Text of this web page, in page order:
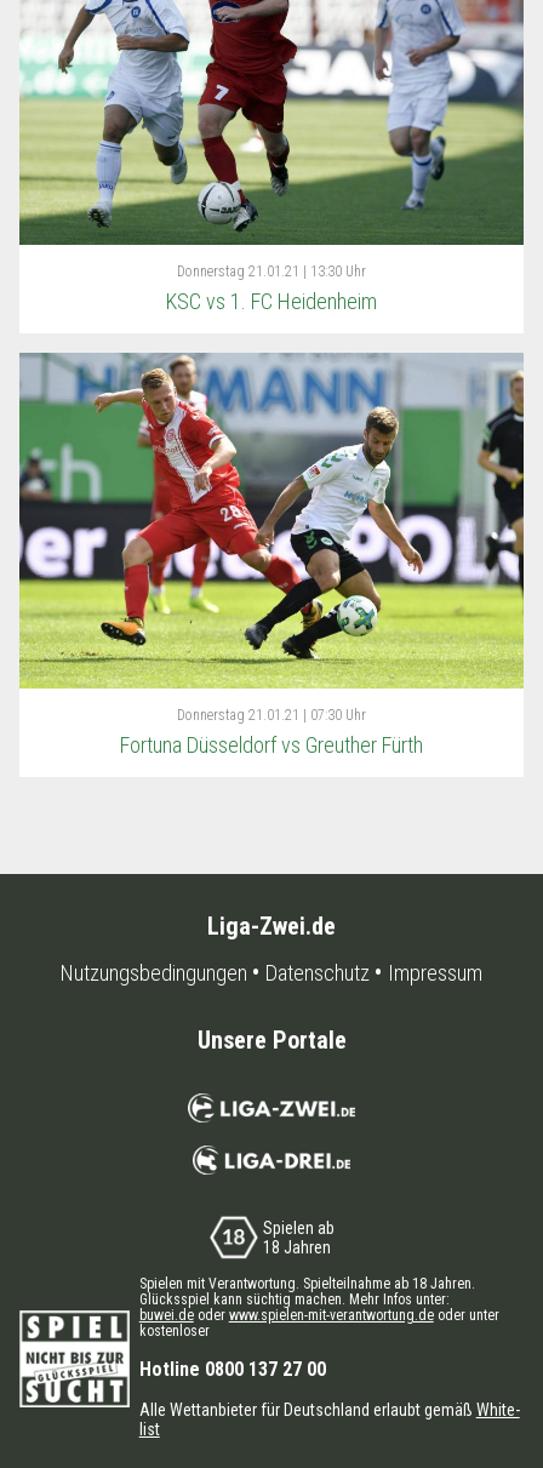
Donnerstag 21.01.21 | 13:30 Uhr
KSC vs 1. FC Heidenheim
Donnerstag 21.01.21 | 07:30 Uhr
Fortuna Düsseldorf vs Greuther Fürth
Liga-Zwei.de
Nutzungsbedingungen Datenschutz Impressum
Unsere Portale
Spielen ab
18 Jahren
Spielen mit Verantwortung. Spielteilnahme ab 18 Jahren.
Glücksspiel kann süchtig machen. Mehr Infos unter:
buwei.deoder www.spielen-mit-verantwortung.deoder unter
kostenloser
Hotline 0800 137 27 00
Alle Wettanbieter für Deutschland erlaubt gemäß White-
list